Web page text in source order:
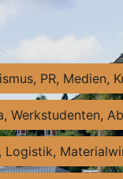
PR, Medien,
Werkstudenten,
Logistik,